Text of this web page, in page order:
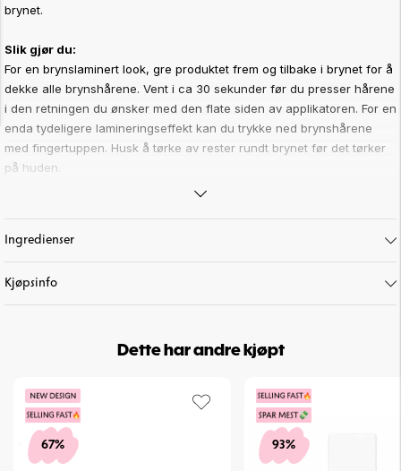
brynet.
Slik gjør du:
For en brynslaminert look, gre produktet frem og tilbake i brynet for å
dekke alle brynshårene. Vent i ca 30 sekunder før du presser hårene
i den retningen du ønsker med den flate siden av applikatoren. For en
enda tydeligere lamineringseffekt kan du trykke ned brynshårene
med fingertuppen. Husk å tørke av rester rundt brynet før det tørker
på huden.
•Uten farge
•Perfekt for en brynslaminert look
Art. nr:6-11
Ingredienser
Kjøpsinfo
Dette har andre kjøpt
67% 93%